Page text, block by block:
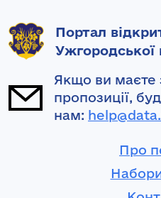
Портал
Ужгородської
Якщо ви маєте
пропозиції,
нам:
Про